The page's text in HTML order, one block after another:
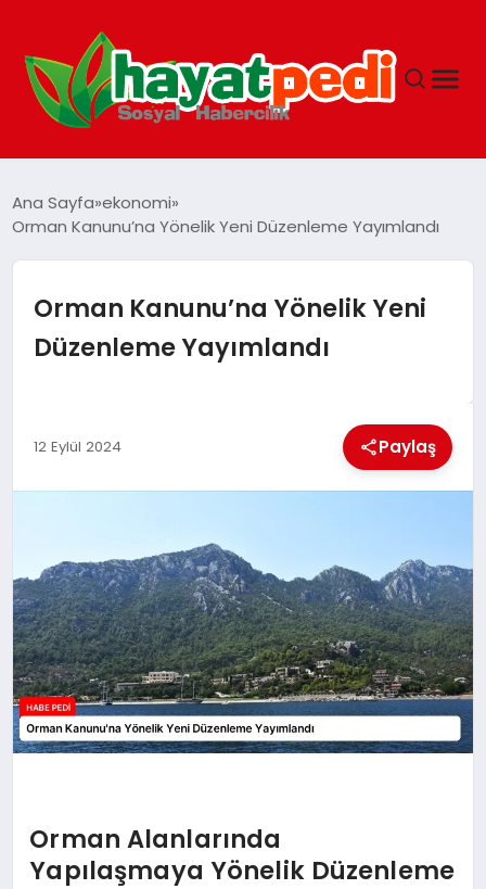
GUNCEL
SPOR & FITNESS
EĞITIM
EKONOMI
TEKNOLOJI
Ana Sayfa ekonomi
Orman Kanunu’na Yönelik Yeni Düzenleme Yayımlandı
Orman Kanunu’na Yönelik Yeni
Düzenleme Yayımlandı
12 Eylül 2024 Paylaş
Orman Alanlarında
Yapılaşmaya Yönelik Düzenleme